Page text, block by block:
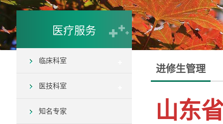
医疗服务
临床科室
医技科室
知名专家
进修生管理
山东